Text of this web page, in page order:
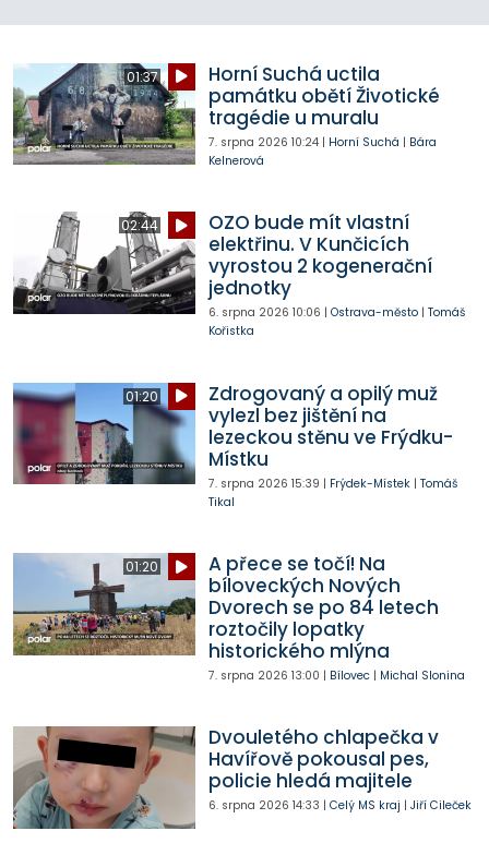
01:37
Horní Suchá uctila
památku obětí Životické
tragédie u muralu
7. srpna 2026 10:24| Horní Suchá | Bára
Kelnerová
02:44
OZO bude mít vlastní
elektřinu. V Kunčicích
vyrostou 2 kogenerační
jednotky
6. srpna 2026 10:06 | Ostrava-město| Tomáš
Kořistka
01:20
Zdrogovaný a opilý muž
vylezl bez jištění na
lezeckou stěnu ve Frýdku-
Místku
7. srpna 2026 15:39 | Frýdek-Místek| Tomáš
Tikal
01:20
A přece se točí! Na
bíloveckých Nových
Dvorech se po 84 letech
roztočily lopatky
historického mlýna
7. srpna 2026 13:00 | Bílovec| Michal Slonina
Dvouletého chlapečka v
Havířově pokousal pes,
policie hledá majitele
6. srpna 2026 14:33 | Celý MS kraj | Jiří Cileček